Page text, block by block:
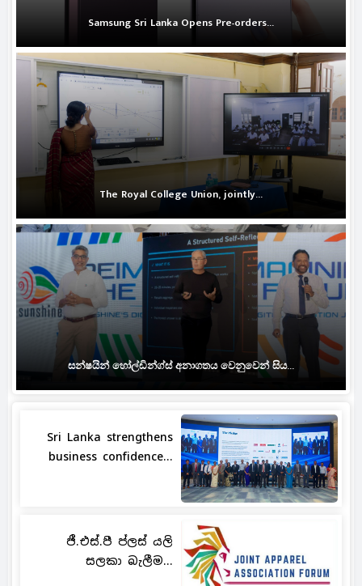
Samsung Sri Lanka Opens Pre-orders...
The Royal College Union, jointly...
සන්ෂයින් හෝල්ඩින්ග්ස් අනාගතය වෙනුවෙන් සිය...
Sri Lanka strengthens
business confidence...
ජී.එස්.පී ප්ලස් යලි
සලකා බැලීම...